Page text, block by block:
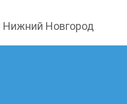
Нижний Новгород